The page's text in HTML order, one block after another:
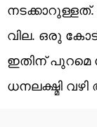
നടക്കാറുള്ളത്.
വില. ഒരു
ഇതിന് പുറമെ
ധനലക്ഷ്മി